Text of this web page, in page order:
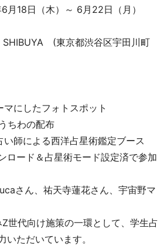
18日（木）～ 6月22日（月）
SHIBUYA (東京都渋谷区宇田川町
にしたフォトスポット
ちわの配布
師による西洋占星術鑑定ブース
ロード＆占星術モード設定済で参加
さん、祐天寺蓮花さん、宇宙野マ
世代向け施策の一環として、学生占
いただいています。